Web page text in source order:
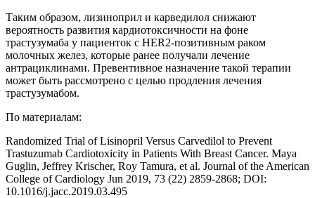
Таким образом, лизиноприл и карведилол снижают
вероятность развития кардиотоксичности на фоне
трастузумаба у пациенток с HER2-позитивным раком
молочных желез, которые ранее получали лечение
антрациклинами. Превентивное назначение такой терапии
может быть рассмотрено с целью продления лечения
трастузумабом.
По материалам:
Randomized Trial of Lisinopril Versus Carvedilol to Prevent
Trastuzumab Cardiotoxicity in Patients With Breast Cancer. Maya
Guglin, Jeffrey Krischer, Roy Tamura, et al. Journal of the American
College of Cardiology Jun 2019, 73 (22) 2859-2868; DOI:
10.1016/j.jacc.2019.03.495